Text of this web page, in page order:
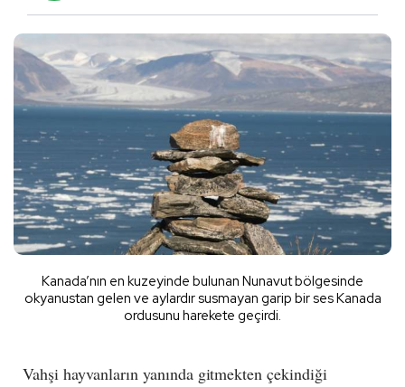
Kanada’nın en kuzeyinde bulunan Nunavut bölgesinde
okyanustan gelen ve aylardır susmayan garip bir ses Kanada
ordusunu harekete geçirdi.
Vahşi hayvanların yanında gitmekten çekindiği